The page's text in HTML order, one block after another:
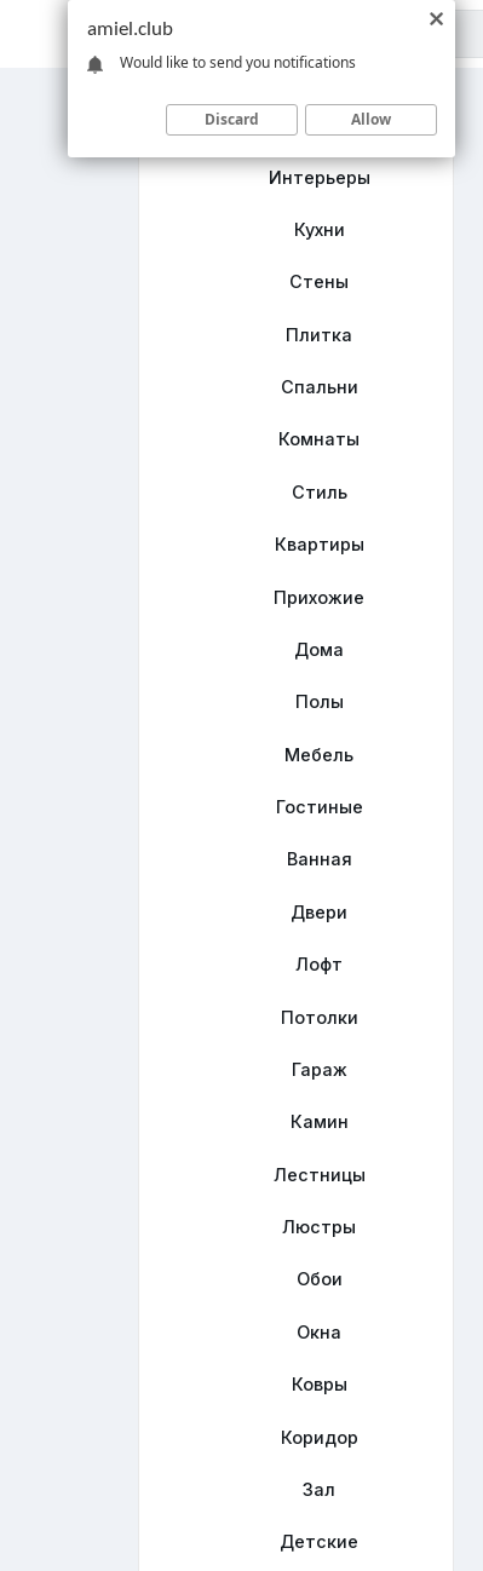
Главная
Интерьеры
Кухни
Стены
Плитка
Спальни
Комнаты
Стиль
Квартиры
Прихожие
Дома
Полы
Мебель
Гостиные
Ванная
Двери
Лофт
Потолки
Гараж
Камин
Лестницы
Люстры
Обои
Окна
Ковры
Коридор
Зал
Детские
amiel.club
Would like to send you notifications
Discard Allow